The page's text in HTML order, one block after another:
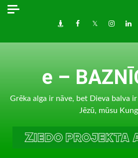
Skip
DraugiemFacebook
Twitter
e –
Grēka alga ir nāve, bet Dieva balva
Jēzū, mūsu